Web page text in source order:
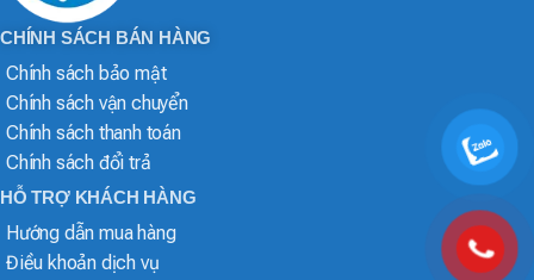
CHÍNH SÁCH BÁN HÀNG
Chính sách bảo mật
Chính sách vận chuyển
Chính sách thanh toán
Chính sách đổi trả
HỖ TRỢ KHÁCH HÀNG
Hướng dẫn mua hàng
Điều khoản dịch vụ